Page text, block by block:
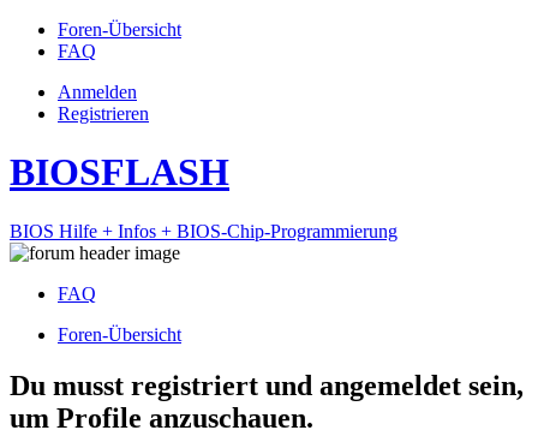
Foren-Übersicht
FAQ
Anmelden
Registrieren
BIOSFLASH
BIOS Hilfe + Infos + BIOS-Chip-Programmierung
FAQ
Foren-Übersicht
Du musst registriert und angemeldet sein,
um Profile anzuschauen.